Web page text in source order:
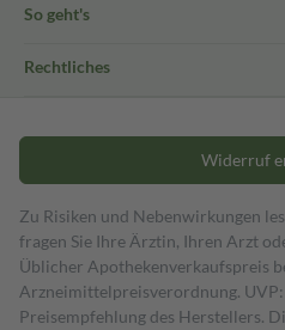
So geht's
Rechtliches
Widerruf
Zu Risiken und Nebenwirkungen
fragen Sie Ihre Ärztin, Ihren Arzt
Üblicher Apothekenverkaufspreis
Arzneimittelpreisverordnung.
Preisempfehlung des Herstellers.